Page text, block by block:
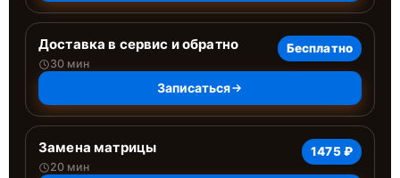
Доставка в сервис и обратно
30 мин
Бесплатно
Записаться
Замена матрицы
20 мин
1475 ₽